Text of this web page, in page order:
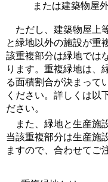
または建築物屋
ただし、建築物屋上
と緑地以外の施設が重
該重複部分は緑地では
ります。重複緑地は、
る面積割合が決まって
ください。詳しくは以
ださい。
また、緑地と生産施
当該重複部分は生産施
ますので、合わせてご